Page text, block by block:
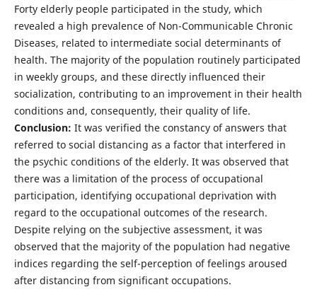
Forty elderly people participated in the study, which
revealed a high prevalence of Non-Communicable Chronic
Diseases, related to intermediate social determinants of
health. The majority of the population routinely participated
in weekly groups, and these directly influenced their
socialization, contributing to an improvement in their health
conditions and, consequently, their quality of life.
Conclusion: It was verified the constancy of answers that
referred to social distancing as a factor that interfered in
the psychic conditions of the elderly. It was observed that
there was a limitation of the process of occupational
participation, identifying occupational deprivation with
regard to the occupational outcomes of the research.
Despite relying on the subjective assessment, it was
observed that the majority of the population had negative
indices regarding the self-perception of feelings aroused
after distancing from significant occupations.